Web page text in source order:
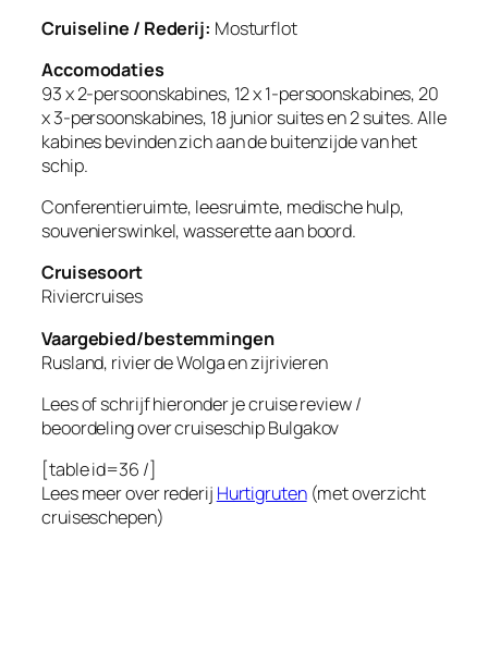
Cruiseline / Rederij: Mosturflot
Accomodaties
93 x 2-persoonskabines, 12 x 1-persoonskabines, 20
x 3-persoonskabines, 18 junior suites en 2 suites. Alle
kabines bevinden zich aan de buitenzijde van het
schip.
Conferentieruimte, leesruimte, medische hulp,
souvenierswinkel, wasserette aan boord.
Cruisesoort
Riviercruises
Vaargebied/bestemmingen
Rusland, rivier de Wolga en zijrivieren
Lees of schrijf hieronder je cruise review /
beoordeling over cruiseschipBulgakov
[table id=36 /]
Lees meer over rederij Hurtigruten(met overzicht
cruiseschepen)